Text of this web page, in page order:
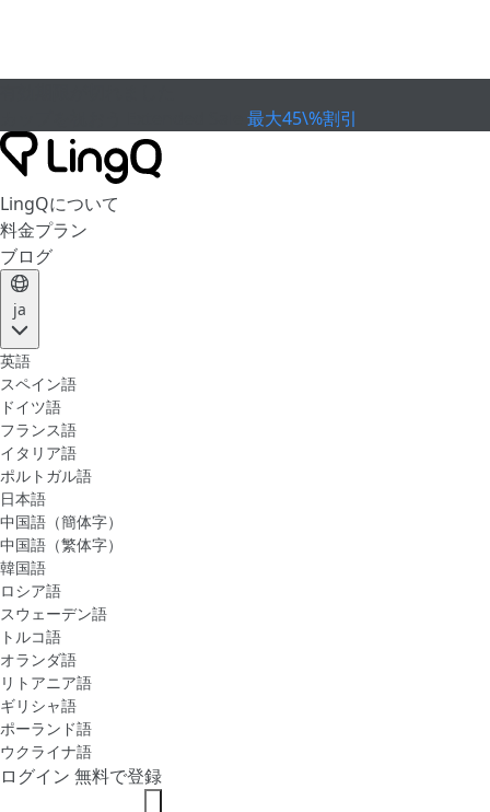
最大45\%割引
LingQについて
料金プラン
ブログ
ja
英語
スペイン語
ドイツ語
フランス語
イタリア語
ポルトガル語
日本語
中国語（簡体字）
中国語（繁体字）
韓国語
ロシア語
スウェーデン語
トルコ語
オランダ語
リトアニア語
ギリシャ語
ポーランド語
ウクライナ語
ログイン 無料で登録